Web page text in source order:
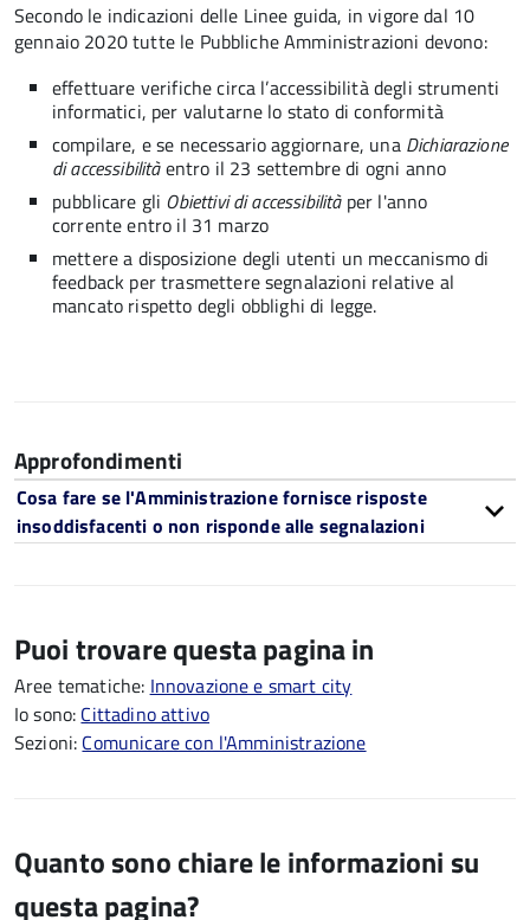
Secondo le indicazioni delle Linee guida, in vigore dal 10
gennaio 2020 tutte le Pubbliche Amministrazioni devono:
effettuare verifiche circa l’accessibilità degli strumenti
informatici, per valutarne lo stato di conformità
compilare, e se necessario aggiornare, una Dichiarazione
di accessibilitàentro il 23 settembre di ogni anno
pubblicare gli Obiettivi di accessibilitàper l'anno
corrente entro il 31 marzo
mettere a disposizione degli utenti un meccanismo di
feedback per trasmettere segnalazioni relative al
mancato rispetto degli obblighi di legge.
Approfondimenti
Cosa fare se l'Amministrazione fornisce risposte
insoddisfacenti o non risponde alle segnalazioni
Puoi trovare questa pagina in
Aree tematiche: Innovazione e smart city
Io sono: Cittadino attivo
Sezioni: Comunicare con l'Amministrazione
Quanto sono chiare le informazioni su
questa pagina?